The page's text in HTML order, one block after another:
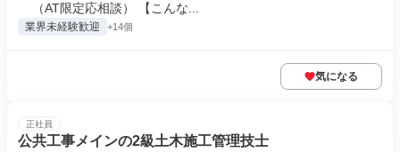
（AT限定応相談） 【こんな...
業界未経験歓迎 +14個
気になる
正社員
公共工事メインの2級土木施工管理技士